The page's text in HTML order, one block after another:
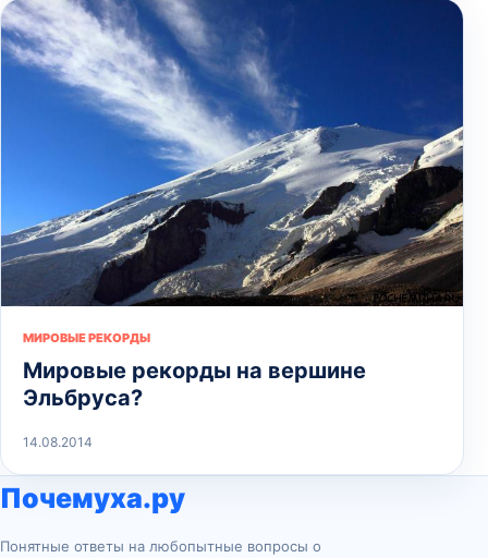
МИРОВЫЕ РЕКОРДЫ
Мировые рекорды на вершине
Эльбруса?
14.08.2014
Почемуха.ру
Понятные ответы на любопытные вопросы о